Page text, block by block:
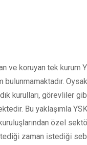
koruyan tek kurum
kurulları, görevliler
Bu yaklaşımla
özel
zaman istediği